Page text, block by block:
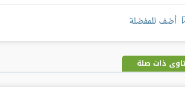
أضف للمفضلة
ذات صلة